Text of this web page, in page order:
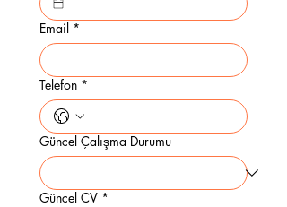
Email *
Telefon *
Güncel Çalışma Durumu
Güncel CV *